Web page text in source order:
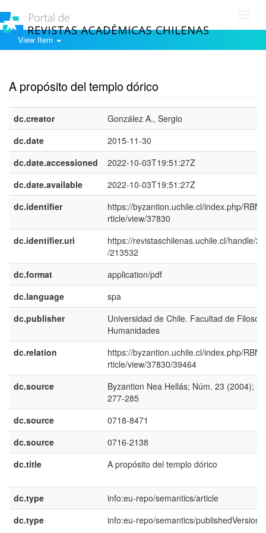
View Item
A propósito del templo dórico
dc.creator
González A., Sergio
dc.date
2015-11-30
dc.date.accessioned
2022-10-03T19:51:27Z
dc.date.available
2022-10-03T19:51:27Z
dc.identifier
https://byzantion.uchile.cl/index.php/
rticle/view/37830
dc.identifier.uri
https://revistaschilenas.uchile.cl/handle/
/213532
dc.format
application/pdf
dc.language
spa
dc.publisher
Universidad de Chile. Facultad de
Humanidades
dc.relation
https://byzantion.uchile.cl/index.php/
rticle/view/37830/39464
dc.source
Byzantion Nea Hellás; Núm. 23 (2004);
277-285
dc.source
0718-8471
dc.source
0716-2138
dc.title
A propósito del templo dórico
dc.type
info:eu-repo/semantics/article
dc.type
info:eu-repo/semantics/publishedVersion